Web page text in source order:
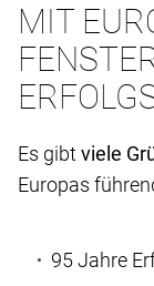
MIT
Es gibt viele
Europas
95 Jahre